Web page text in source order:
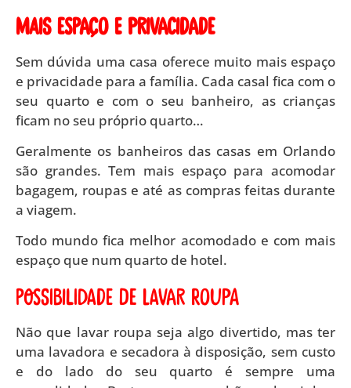
Mais espaço e privacidade
Sem dúvida uma casa oferece muito mais espaço
e privacidade para a família. Cada casal fica com o
seu quarto e com o seu banheiro, as crianças
ficam no seu próprio quarto…
Geralmente os banheiros das casas em Orlando
são grandes. Tem mais espaço para acomodar
bagagem, roupas e até as compras feitas durante
a viagem.
Todo mundo fica melhor acomodado e com mais
espaço que num quarto de hotel.
Possibilidade de lavar roupa
Não que lavar roupa seja algo divertido, mas ter
uma lavadora e secadora à disposição, sem custo
e do lado do seu quarto é sempre uma